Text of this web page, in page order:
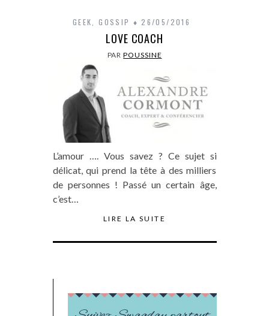
GEEK ,GOSSIP 26/05/2016
LOVE COACH
PARPOUSSINE
L’amour …. Vous savez ? Ce sujet si
délicat, qui prend la tête à des milliers
de personnes ! Passé un certain âge,
c’est…
LIRE LA SUITE